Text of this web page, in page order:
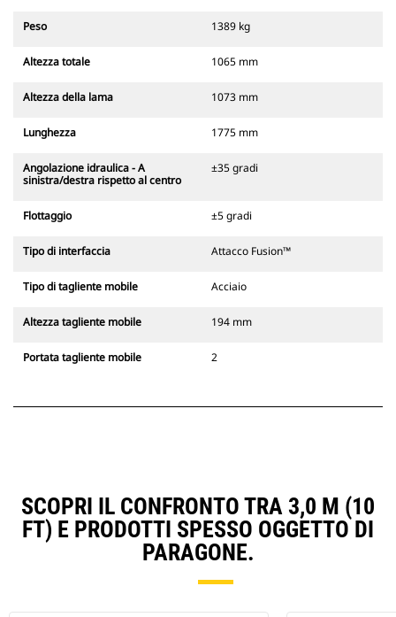
Peso 1389 kg
Altezza totale 1065 mm
Altezza della lama 1073 mm
Lunghezza 1775 mm
Angolazione idraulica - A
sinistra/destra rispetto al centro
±35 gradi
Flottaggio ±5 gradi
Tipo di interfaccia Attacco Fusion™
Tipo di tagliente mobile Acciaio
Altezza tagliente mobile 194 mm
Portata tagliente mobile 2
SCOPRI IL CONFRONTO TRA 3,0 M (10
FT) E PRODOTTI SPESSO OGGETTO DI
PARAGONE.